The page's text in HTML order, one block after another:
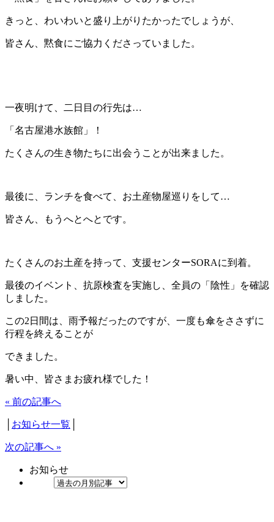
きっと、わいわいと盛り上がりたかったでしょうが、
皆さん、黙食にご協力くださっていました。
一夜明けて、二日目の行先は…
「名古屋港水族館」！
たくさんの生き物たちに出会うことが出来ました。
最後に、ランチを食べて、お土産物屋巡りをして…
皆さん、もうへとへとです。
たくさんのお土産を持って、支援センターSORAに到着。
最後のイベント、抗原検査を実施し、全員の「陰性」を確認
しました。
この2日間は、雨予報だったのですが、一度も傘をささずに
行程を終えることが
できました。
暑い中、皆さまお疲れ様でした！
« 前の記事へ
お知らせ一覧
次の記事へ »
お知らせ